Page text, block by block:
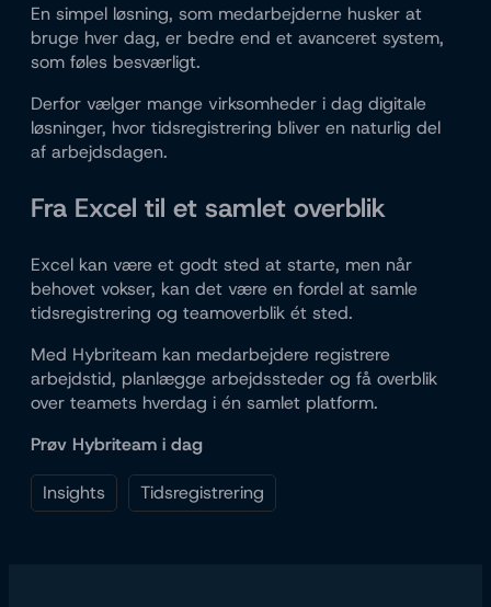
En simpel løsning, som medarbejderne husker at
bruge hver dag, er bedre end et avanceret system,
som føles besværligt.
Derfor vælger mange virksomheder i dag digitale
løsninger, hvor tidsregistrering bliver en naturlig del
af arbejdsdagen.
Fra Excel til et samlet overblik
Excel kan være et godt sted at starte, men når
behovet vokser, kan det være en fordel at samle
tidsregistrering og teamoverblik ét sted.
Med Hybriteam kan medarbejdere registrere
arbejdstid, planlægge arbejdssteder og få overblik
over teamets hverdag i én samlet platform.
Prøv Hybriteam i dag
Insights Tidsregistrering